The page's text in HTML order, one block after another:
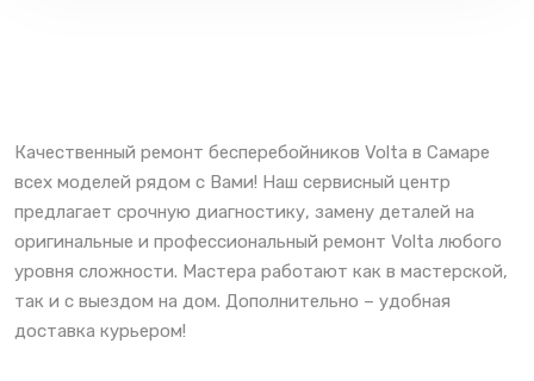
Качественный ремонт бесперебойников Volta в Самаре
всех моделей рядом с Вами! Наш сервисный центр
предлагает срочную диагностику, замену деталей на
оригинальные и профессиональный ремонт Volta любого
уровня сложности. Мастера работают как в мастерской,
так и с выездом на дом. Дополнительно – удобная
доставка курьером!